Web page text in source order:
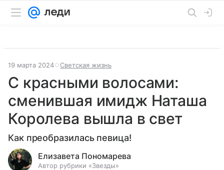
19 марта 2024 Светская жизнь
С красными волосами:
сменившая имидж Наташа
Королева вышла в свет
Как преобразилась певица!
Елизавета Пономарева
Автор рубрики «Звезды»